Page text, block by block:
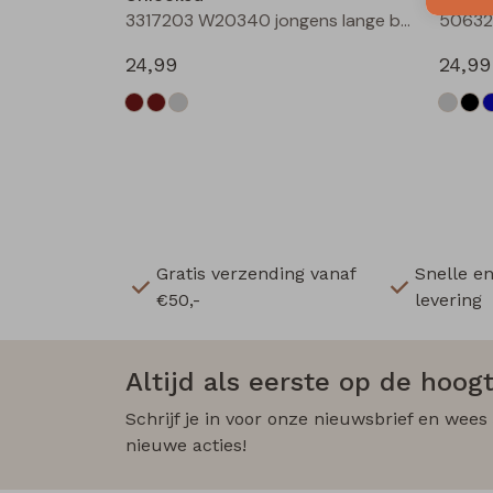
3317203 W20340 jongens lange broek Antra
24,99
24,99
Gratis verzending vanaf
€50,-
Snelle
levering
Altijd als eerste op de
Schrijf je in voor onze nieuwsbrief en
nieuwe acties!